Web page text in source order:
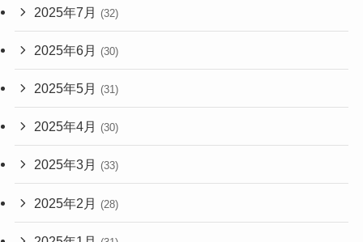
2025年7月 (32)
2025年6月 (30)
2025年5月 (31)
2025年4月 (30)
2025年3月 (33)
2025年2月 (28)